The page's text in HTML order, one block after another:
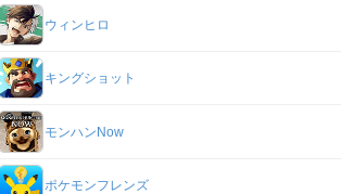
ウィンヒロ
キングショット
モンハンNow
ポケモンフレンズ